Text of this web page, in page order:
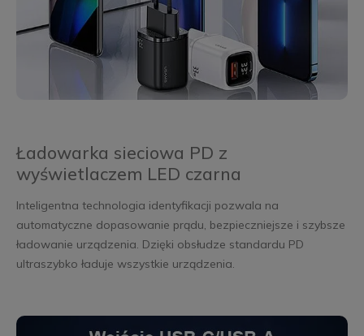
Ładowarka sieciowa PD z
wyświetlaczem LED czarna
Inteligentna technologia identyfikacji pozwala na
automatyczne dopasowanie prądu, bezpieczniejsze i szybsze
ładowanie urządzenia. Dzięki obsłudze standardu PD
ultraszybko ładuje wszystkie urządzenia.